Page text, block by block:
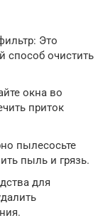
Это
очистить
окна во
приток
пылесосьте
пыль и грязь.
для